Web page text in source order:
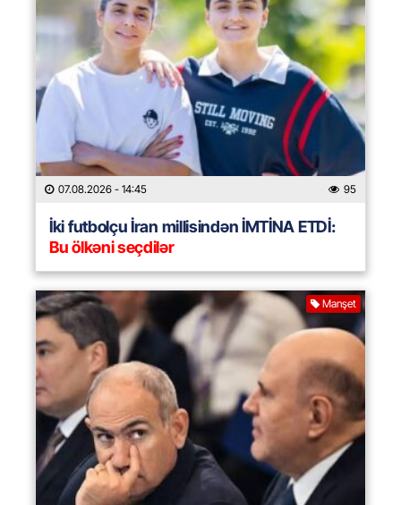
07.08.2026 - 14:45 95
İki futbolçu İran millisindən İMTİNA ETDİ:
Bu ölkəni seçdilər
Manşet